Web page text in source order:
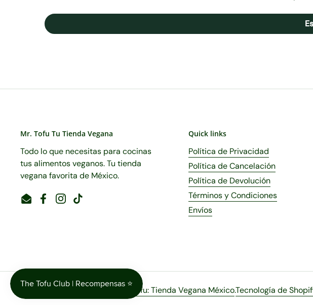
Mr. Tofu Tu Tienda Vegana
Todo lo que necesitas para cocinas
tus alimentos veganos. Tu tienda
vegana favorita de México.
EmailFacebook
Instagram
TikTok
Quick links
Política de Privacidad
Política de Cancelación
Política de Devolución
Términos y Condiciones
Envíos
Derechos de autor © 2026 Mr.Tofu: Tienda Vegana México.Tecnología de